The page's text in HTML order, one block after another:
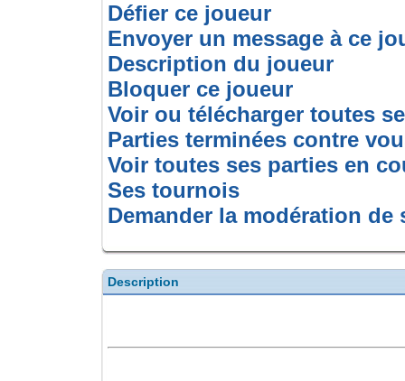
Défier ce joueur
Envoyer un message à ce
Description du joueur
Bloquer ce joueur
Voir ou télécharger toutes
Parties terminées contre
Voir toutes ses parties en
Ses tournois
Demander la modération de
Description